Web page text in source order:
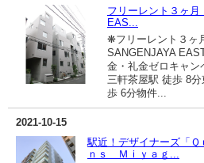
フリーレント３ヶ
EAS...
❋フリーレント３ヶ
SANGENJAYA
金・礼金ゼロキャン
三軒茶屋駅 徒歩 8
歩 6分物件...
2021-10-15
駅近！デザイナーズ「
ｎｓ Ｍｉｙａｇ...